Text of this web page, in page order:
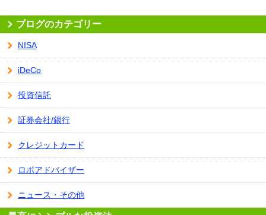
ブログのカテゴリー
NISA
iDeCo
投資信託
証券会社/銀行
クレジットカード
ロボアドバイザー
ニュース・その他